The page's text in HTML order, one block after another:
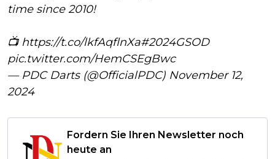
time since 2010!
📺 https://t.co/lkfAqflnXa#2024GSOD
pic.twitter.com/HemCSEgBwc
— PDC Darts (@OfficialPDC) November 12,
2024
Fordern Sie Ihren Newsletter noch
heute an